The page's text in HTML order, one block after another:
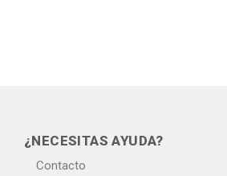
¿NECESITAS AYUDA?
Contacto